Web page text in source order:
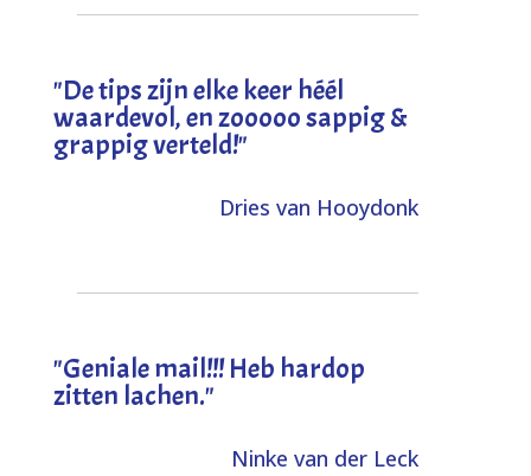
"De tips zijn elke keer héél
waardevol, en zooooo sappig &
grappig verteld!"
Dries van Hooydonk
"Geniale mail!!! Heb hardop
zitten lachen."
Ninke van der Leck